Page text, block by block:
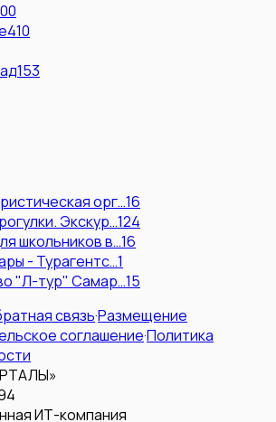
410
153
орг…16
Экскур…124
школьников в…16
- Турагентс…1
"Л-тур" Самар…15
связь·Размещение
соглашение·Политика
ИТ-компания